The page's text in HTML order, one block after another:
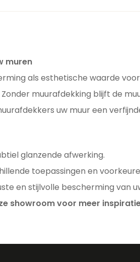
muren
als esthetische waarde
muurafdekking blijft de
uw muur een
glanzende afwerking.
toepassingen en
en stijlvolle bescherming van
showroom voor meer